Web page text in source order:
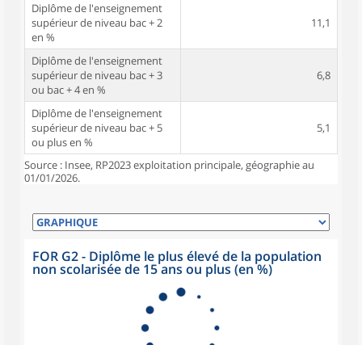
Diplôme de l'enseignement
supérieur de niveau bac + 2
en %
11,1
Diplôme de l'enseignement
supérieur de niveau bac + 3
ou bac + 4 en %
6,8
Diplôme de l'enseignement
supérieur de niveau bac + 5
ou plus en %
5,1
Source : Insee, RP2023 exploitation principale, géographie au
01/01/2026.
FOR G2 - Diplôme le plus élevé de la population
non scolarisée de 15 ans ou plus (en %)